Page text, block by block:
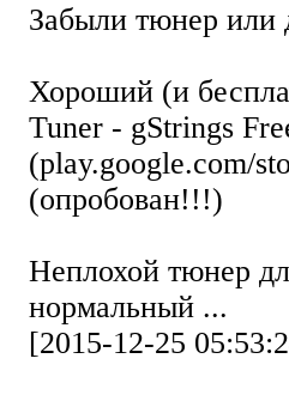
Забыли тюнер или
Хороший (и
Tuner - gStrings
(play.google.com/
(опробован!!!)
Неплохой тюнер
нормальный ...
[2015-12-25